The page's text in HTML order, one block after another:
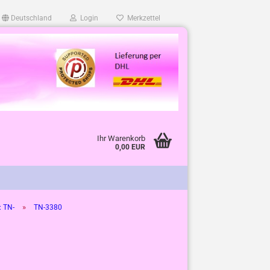
Deutschland Login Merkzettel
Ihr Warenkorb
0,00 EUR
TN- » TN-3380